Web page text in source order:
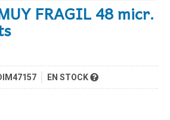
FRAGIL 48 micr.
EN STOCK